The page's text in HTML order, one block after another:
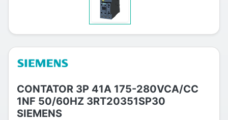
CONTATOR 3P 41A 175-280VCA/CC
1NF 50/60HZ 3RT20351SP30
SIEMENS